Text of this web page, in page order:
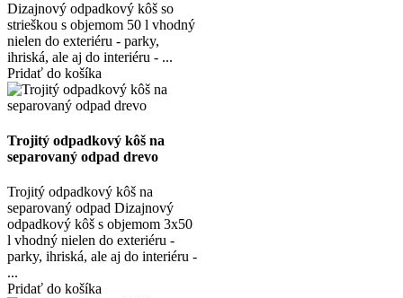
Dizajnový odpadkový kôš so
strieškou s objemom 50 l vhodný
nielen do exteriéru - parky,
ihriská, ale aj do interiéru - ...
Pridať do košíka
Trojitý odpadkový kôš na
separovaný odpad drevo
Trojitý odpadkový kôš na
separovaný odpad Dizajnový
odpadkový kôš s objemom 3x50
l vhodný nielen do exteriéru -
parky, ihriská, ale aj do interiéru -
...
Pridať do košíka